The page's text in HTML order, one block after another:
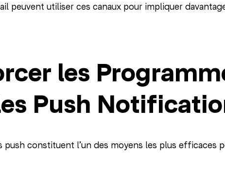
peuvent utiliser ces canaux pour impliquer
les
Push
push constituent l’un des moyens les plus efficaces